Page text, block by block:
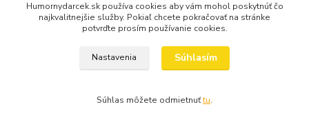
Copyright © 2009 – 2026 e-shop humornydarcek.sk
Humornydarcek.sk používa cookies aby vám mohol poskytnúť čo
najkvalitnejšie služby. Pokiaľ chcete pokračovať na stránke
potvrďte prosím používanie cookies.
Nastavenia Súhlasím
Súhlas môžete odmietnuťtu.